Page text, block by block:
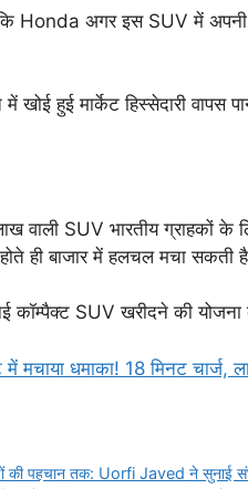
Honda अगर इस SUV में अपनी
खोई हुई मार्केट हिस्सेदारी वापस
वाली SUV भारतीय ग्राहकों
ही बाजार में हलचल मचा सकती
SUV खरीदने की
मचाया धमाका! 18 मिनट चार्ज,
पहचान तक: Uorfi Javed ने सुनाई संघर्ष